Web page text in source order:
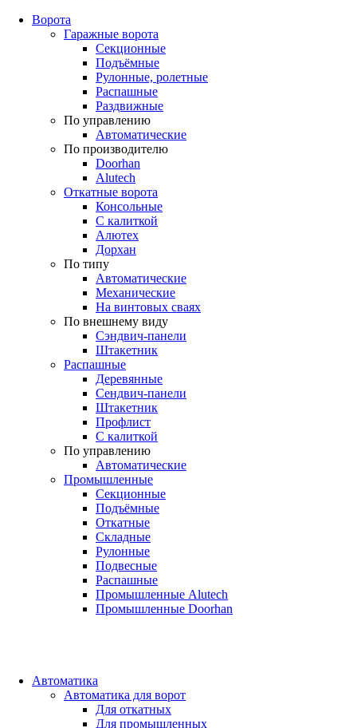
Ворота
Гаражные ворота
Секционные
Подъёмные
Рулонные, ролетные
Распашные
Раздвижные
По управлению
Автоматические
По производителю
Doorhan
Alutech
Откатные ворота
Консольные
С калиткой
Алютех
Дорхан
По типу
Автоматические
Механические
На винтовых сваях
По внешнему виду
Сэндвич-панели
Штакетник
Распашные
Деревянные
Сендвич-панели
Штакетник
Профлист
С калиткой
По управлению
Автоматические
Промышленные
Секционные
Подъёмные
Откатные
Складные
Рулонные
Подвесные
Распашные
Промышленные Alutech
Промышленные Doorhan
Автоматика
Автоматика для ворот
Для откатных
Для промышленных